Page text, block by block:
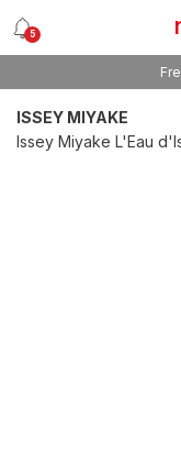
5
ISSEY MIYAKE
Issey Miyake L'Eau